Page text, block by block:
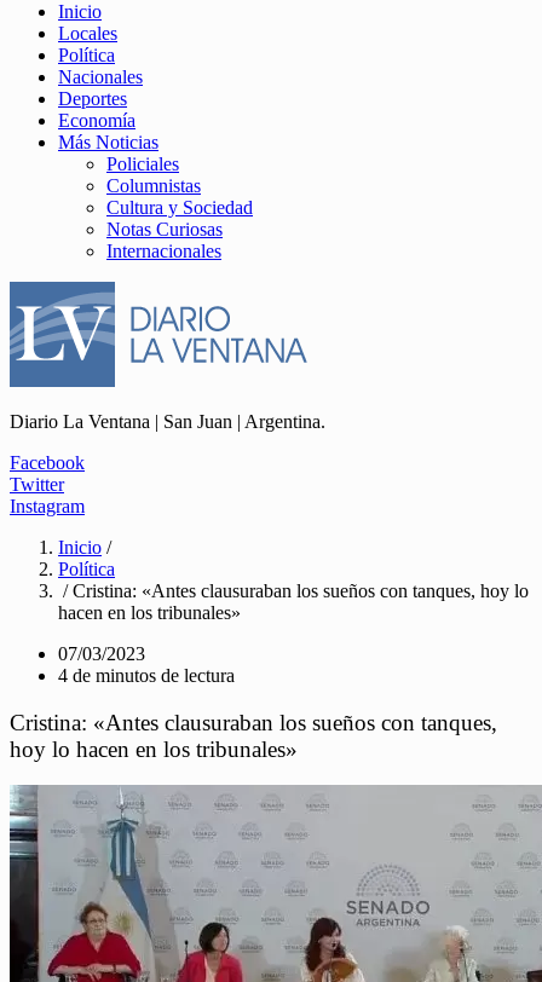
Inicio
Locales
Política
Nacionales
Deportes
Economía
Más Noticias
Policiales
Columnistas
Cultura y Sociedad
Notas Curiosas
Internacionales
Diario La Ventana | San Juan | Argentina.
Facebook
Twitter
Instagram
Inicio /
Política
/ Cristina: «Antes clausuraban los sueños con tanques, hoy lo
hacen en los tribunales»
07/03/2023
4 de minutos de lectura
Cristina: «Antes clausuraban los sueños con tanques,
hoy lo hacen en los tribunales»